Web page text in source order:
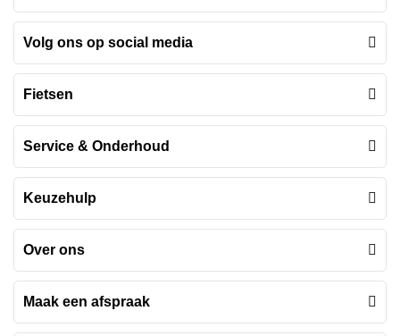
Volg ons op social media
Fietsen
Service & Onderhoud
Keuzehulp
Over ons
Maak een afspraak